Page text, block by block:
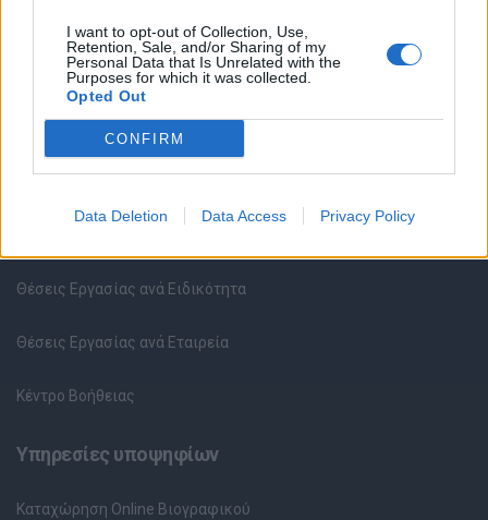
I want to opt-out of Collection, Use,
Retention, Sale, and/or Sharing of my
Personal Data that Is Unrelated with the
Purposes for which it was collected.
Opted Out
CONFIRM
Data Deletion Data Access Privacy Policy
Θέσεις εργασίας
Θέσεις Εργασίας ανά Ειδικότητα
Θέσεις Εργασίας ανά Εταιρεία
Κέντρο Βοήθειας
Υπηρεσίες υποψηφίων
Καταχώρηση Online Βιογραφικού